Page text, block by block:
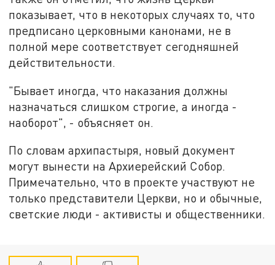
показывает, что в некоторых случаях то, что
предписано церковными канонами, не в
полной мере соответствует сегодняшней
действительности.
"Бывает иногда, что наказания должны
назначаться слишком строгие, а иногда -
наоборот", - объясняет он.
По словам архипастыря, новый документ
могут вынести на Архиерейский Собор.
Примечательно, что в проекте участвуют не
только представители Церкви, но и обычные,
светские люди - активисты и общественники.